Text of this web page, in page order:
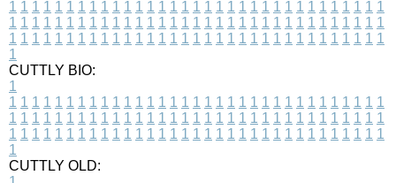
1 1 1 1 1 1 1 1 1 1 1 1 1 1 1 1 1 1 1 1 1 1 1 1 1 1 1 1 1 1 1 1 1
1 1 1 1 1 1 1 1 1 1 1 1 1 1 1 1 1 1 1 1 1 1 1 1 1 1 1 1 1 1 1 1 1
1 1 1 1 1 1 1 1 1 1 1 1 1 1 1 1 1 1 1 1 1 1 1 1 1 1 1 1 1 1 1 1 1
1
CUTTLY BIO:
1
1 1 1 1 1 1 1 1 1 1 1 1 1 1 1 1 1 1 1 1 1 1 1 1 1 1 1 1 1 1 1 1 1
1 1 1 1 1 1 1 1 1 1 1 1 1 1 1 1 1 1 1 1 1 1 1 1 1 1 1 1 1 1 1 1 1
1 1 1 1 1 1 1 1 1 1 1 1 1 1 1 1 1 1 1 1 1 1 1 1 1 1 1 1 1 1 1 1 1
1
CUTTLY OLD: